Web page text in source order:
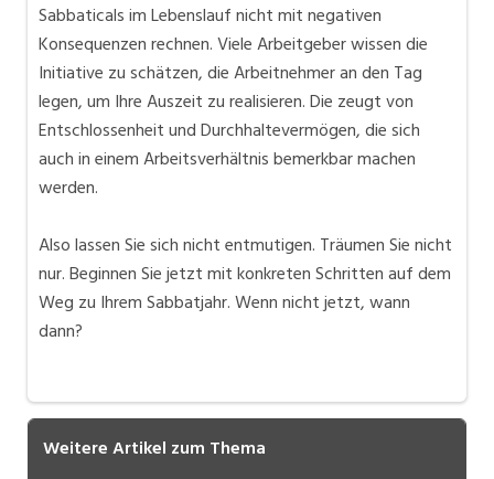
Sabbaticals im Lebenslauf nicht mit negativen
Konsequenzen rechnen. Viele Arbeitgeber wissen die
Initiative zu schätzen, die Arbeitnehmer an den Tag
legen, um Ihre Auszeit zu realisieren. Die zeugt von
Entschlossenheit und Durchhaltevermögen, die sich
auch in einem Arbeitsverhältnis bemerkbar machen
werden.
Also lassen Sie sich nicht entmutigen. Träumen Sie nicht
nur. Beginnen Sie jetzt mit konkreten Schritten auf dem
Weg zu Ihrem Sabbatjahr. Wenn nicht jetzt, wann
dann?
Weitere Artikel zum Thema